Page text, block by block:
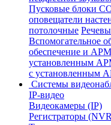
Пусковые блоки
оповещатели
потолочные
Вспомогательное
обеспечение и
установленным
с установленным
Системы
IP-видео
Видеокамеры (IP)
Регистраторы